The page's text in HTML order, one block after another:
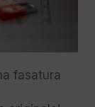
fasatura